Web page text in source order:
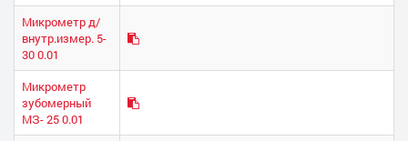
Микрометр д/
внутр.измер. 5-
30 0.01
Микрометр
зубомерный
МЗ- 25 0.01